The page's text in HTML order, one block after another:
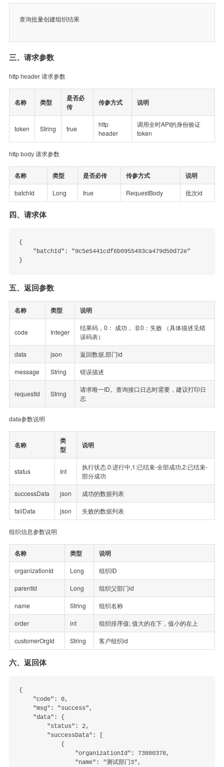
查询批量创建组织结果
三、请求参数
http header 请求参数
名称 类型
是否必
传
传参方式 说明
token String true
http
header
调用全时API的身份验证
token
http body 请求参数
名称 类型 是否必传 传参方式 说明
batchId Long true RequestBody 批次id
四、请求体
{
    "batchId": "9c5e5441cdf6b0955493ca479d50d72e"
五、返回参数
名称 类型 说明
code Integer
结果码，0： 成功， 非0：失败 （具体描述见错
误码表）
data json 返回数据,部门id
message String 错误描述
requestId String
请求唯一ID。查询接口日志时需要，建议打印日
志
data参数说明
名称
类
型
说明
status Int
执行状态.0:进行中,1:已结束-全部成功,2:已结束-
部分成功
successData json 成功的数据列表
failData json 失败的数据列表
组织信息参数说明
名称 类型 说明
organizationId Long 组织ID
parentId Long 组织父部门id
name String 组织名称
order int 组织排序值; 值大的在下，值小的在上
customerOrgId String 客户组织id
六、返回体
{
    "code": 0,
    "msg": "success",
    "data": {
        "status": 2,
        "successData": [
            {
                "organizationId": 73880378,
                "name": "测试部门3",